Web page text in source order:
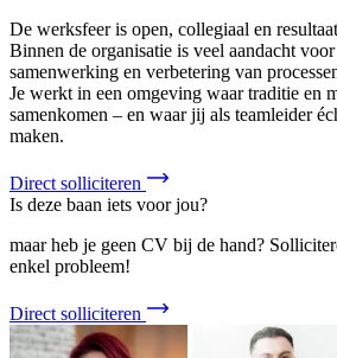
De werksfeer is open, collegiaal en
Binnen de organisatie is veel aandacht
samenwerking en verbetering van
Je werkt in een omgeving waar traditie en
samenkomen – en waar jij als teamleider
maken.
Direct solliciteren
Is deze baan iets voor jou?
maar heb je geen CV bij de hand?
enkel probleem!
Direct solliciteren